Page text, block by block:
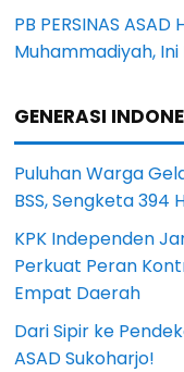
PB PERSINAS
Muhammadiyah, Ini
GENERASI
Puluhan Warga
BSS, Sengketa 394
KPK Independen
Perkuat Peran
Empat Daerah
Dari Sipir ke
ASAD Sukoharjo!